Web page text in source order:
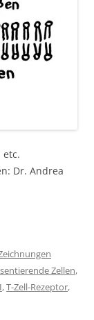
etc.
Dr. Andrea
Zellen,
,T-Zell-Rezeptor,